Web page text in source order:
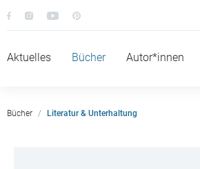
Aktuelles Bücher Autor*innen
Bücher Literatur & Unterhaltung